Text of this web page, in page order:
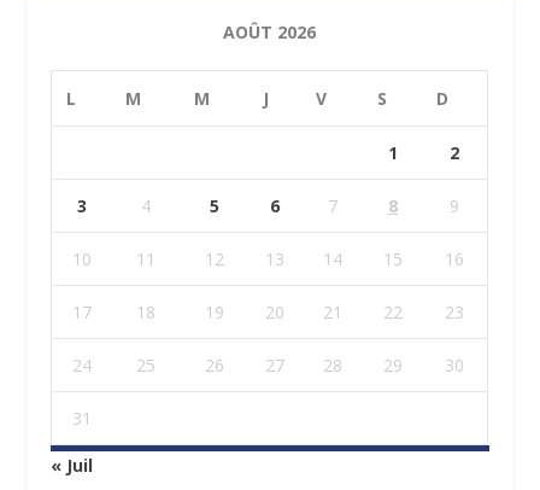
AOÛT 2026
L M M J V S D
1 2
3 4 5 6 7 8 9
10 11 12 13 14 15 16
17 18 19 20 21 22 23
24 25 26 27 28 29 30
31
« Juil